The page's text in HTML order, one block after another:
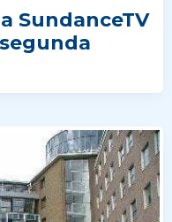
SundanceTV